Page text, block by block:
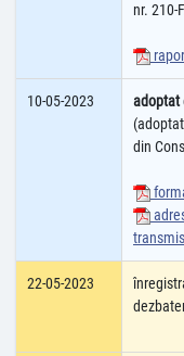
nr. 210-
10-05-2023 adoptat
din
22-05-2023